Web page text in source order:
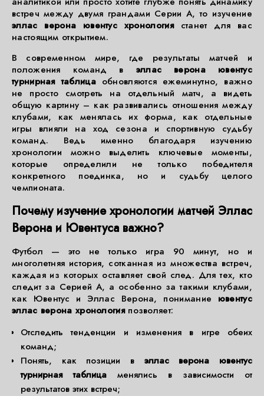
встреч между двумя грандами Серии А, то изучение
эллас верона ювентус хронологиястанет для вас
настоящим открытием.
В современном мире, где результаты матчей и
положения команд в эллас верона ювентус
турнирная таблицаобновляются ежеминутно, важно
не просто смотреть на отдельный матч, а видеть
общую картину – как развивались отношения между
клубами, как менялась их форма, как отдельные
игры влияли на ход сезона и спортивную судьбу
команд. Ведь именно благодаря изучению
хронологии можно выделить ключевые моменты,
которые определили не только победителя
конкретного поединка, но и судьбу целого
чемпионата.
Почему изучение хронологии матчей Эллас
Верона и Ювентуса важно?
Футбол — это не только игра 90 минут, но и
многолетняя история, сотканная из множества встреч,
каждая из которых оставляет свой след. Для тех, кто
следит за Серией А, а особенно за такими клубами,
как Ювентус и Эллас Верона, понимание ювентус
эллас верона хронологияпозволяет:
Отследить тенденции и изменения в игре обеих
команд;
Понять, как позиции в эллас верона ювентус
турнирная таблица менялись в зависимости от
результатов этих встреч;